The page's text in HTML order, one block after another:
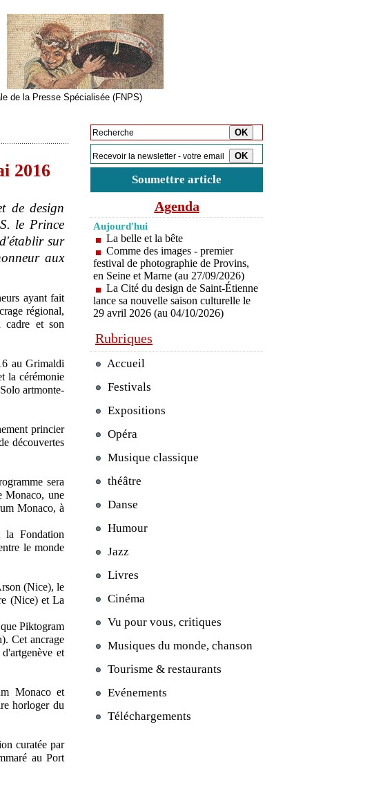
de la Presse Spécialisée (FNPS)
2016
de design
le Prince
sur
aux
ayant fait
régional,
cadre et son
au Grimaldi
la cérémonie
artmonte-
princier
découvertes
sera
Monaco, une
Monaco, à
Fondation
le monde
(Nice), le
(Nice) et La
Piktogram
Cet ancrage
et
Monaco et
horloger du
curatée par
au Port
Soumettre article
Agenda
Aujourd'hui
La belle et la bête
Comme des images - premier
festival de photographie de Provins,
en Seine et Marne (au 27/09/2026)
La Cité du design de Saint-Étienne
lance sa nouvelle saison culturelle le
29 avril 2026 (au 04/10/2026)
Rubriques
Accueil
Festivals
Expositions
Opéra
Musique classique
théâtre
Danse
Humour
Jazz
Livres
Cinéma
Vu pour vous, critiques
Musiques du monde, chanson
Tourisme & restaurants
Evénements
Téléchargements